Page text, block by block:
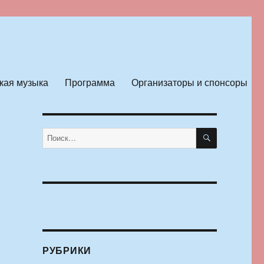
музыка Программа Организаторы и спонсоры
Искать: ПОИСК
РУБРИКИ